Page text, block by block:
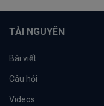
TÀI NGUYÊN
Bài viết
Câu hỏi
Videos